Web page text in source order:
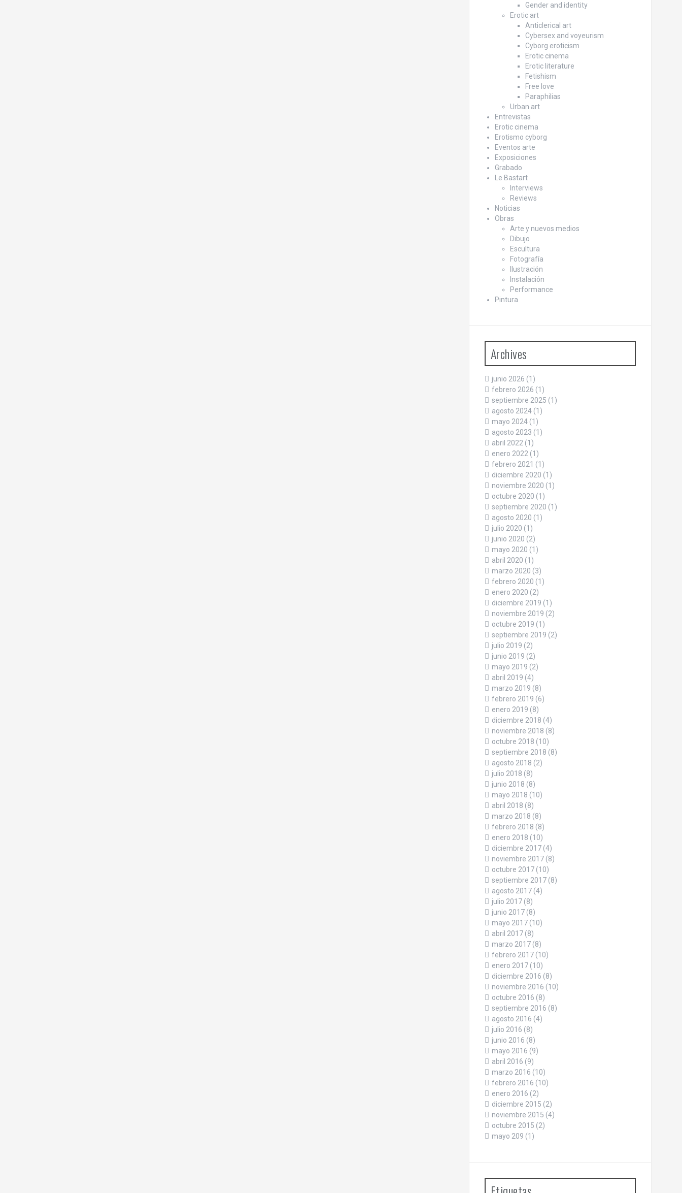
Gender and identity
Erotic art
Anticlerical art
Cybersex and voyeurism
Cyborg eroticism
Erotic cinema
Erotic literature
Fetishism
Free love
Paraphilias
Urban art
Entrevistas
Erotic cinema
Erotismo cyborg
Eventos arte
Exposiciones
Grabado
Le Bastart
Interviews
Reviews
Noticias
Obras
Arte y nuevos medios
Dibujo
Escultura
Fotografía
Ilustración
Instalación
Performance
Pintura
Archives
junio 2026 (1)
febrero 2026 (1)
septiembre 2025 (1)
agosto 2024(1)
mayo 2024(1)
agosto 2023 (1)
abril 2022(1)
enero 2022(1)
febrero 2021 (1)
diciembre 2020 (1)
noviembre 2020 (1)
octubre 2020 (1)
septiembre 2020 (1)
agosto 2020 (1)
julio 2020 (1)
junio 2020 (2)
mayo 2020 (1)
abril 2020 (1)
marzo 2020 (3)
febrero 2020 (1)
enero 2020 (2)
diciembre 2019 (1)
noviembre 2019 (2)
octubre 2019 (1)
septiembre 2019 (2)
julio 2019 (2)
junio 2019 (2)
mayo 2019 (2)
abril 2019 (4)
marzo 2019 (8)
febrero 2019 (6)
enero 2019 (8)
diciembre 2018 (4)
noviembre 2018 (8)
octubre 2018 (10)
septiembre 2018 (8)
agosto 2018 (2)
julio 2018 (8)
junio 2018 (8)
mayo 2018 (10)
abril 2018 (8)
marzo 2018 (8)
febrero 2018 (8)
enero 2018 (10)
diciembre 2017(4)
noviembre 2017(8)
octubre 2017(10)
septiembre 2017(8)
agosto 2017(4)
julio 2017(8)
junio 2017(8)
mayo 2017(10)
abril 2017(8)
marzo 2017(8)
febrero 2017(10)
enero 2017(10)
diciembre 2016 (8)
noviembre 2016 (10)
octubre 2016 (8)
septiembre 2016 (8)
agosto 2016 (4)
julio 2016 (8)
junio 2016 (8)
mayo 2016 (9)
abril 2016 (9)
marzo 2016 (10)
febrero 2016 (10)
enero 2016 (2)
diciembre 2015 (2)
noviembre 2015 (4)
octubre 2015 (2)
mayo 209 (1)